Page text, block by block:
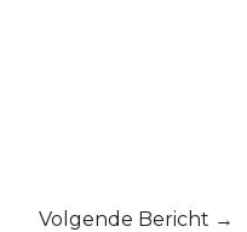
Volgende Bericht →